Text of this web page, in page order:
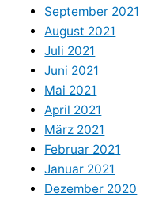
September 2021
August 2021
Juli 2021
Juni 2021
Mai 2021
April 2021
März 2021
Februar 2021
Januar 2021
Dezember 2020